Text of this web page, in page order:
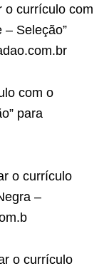
o currículo com
– Seleção”
com o
para
o currículo
–
o currículo